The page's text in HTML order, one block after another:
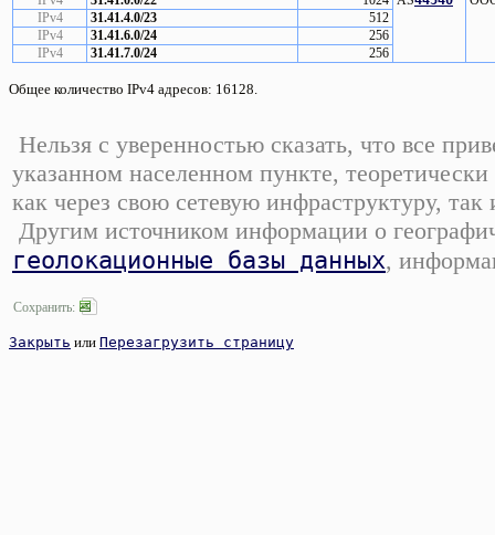
IPv4
31.41.4.0/23
512
IPv4
31.41.6.0/24
256
IPv4
31.41.7.0/24 256
Общее количество IPv4 адресов: 16128.
Нельзя с уверенностью сказать, что все
указанном населенном пункте,
как через свою сетевую инфраструктуру,
Другим источником информации о
геолокационные базы данных,
Сохранить:
Закрыть или Перезагрузить страницу